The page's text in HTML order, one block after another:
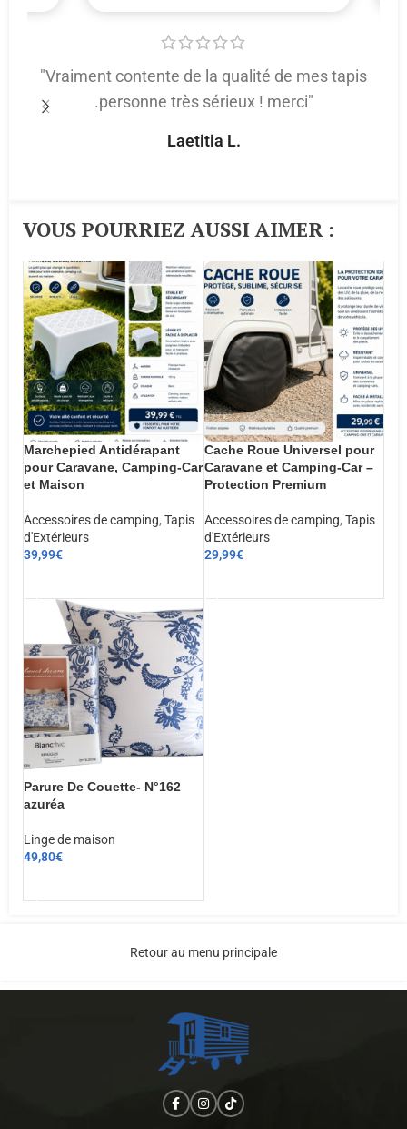
"Vraiment contente de la qualité de mes tapis
.personne très sérieux ! merci"
Laetitia L.
VOUS POURRIEZ AUSSI AIMER :​
Marchepied Antidérapant
pour Caravane, Camping-Car
et Maison
Accessoires de camping, Tapis
d'Extérieurs
39,99€
Cache Roue Universel pour
Caravane et Camping-Car –
Protection Premium
Accessoires de camping, Tapis
d'Extérieurs
29,99€
Parure De Couette- N°162
azuréa
Linge de maison
49,80€
Retour au menu principale